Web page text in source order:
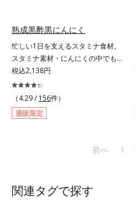
熟成黒酢黒にんにく
忙しい1日を支えるスタミナ食材。
スタミナ素材・にんにくの中でも良
質で知られる青森県産の「福地ホワ
イト六片」を発酵・熟成させること
で、生にんにく時よりポリフェノー
ルやアミノ酸量をぐんとパワーアッ
プさせました。さらに、へとへと対
豊富）と黒酢の副産物“もろみ”（ビ
タミン類を贅沢に含む）の2つを配
じ込め、ローズマリー抽出物を配合
税込2,138円
（4.29 / 156件）
通販限定
前へ 1
関連タグで探す